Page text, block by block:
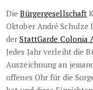
DieBürgergesellschaft
Oktober André Schulze
derStattGarde Colonia
Jedes Jahr verleiht die
Auszeichnung an
offenes Ohr für die